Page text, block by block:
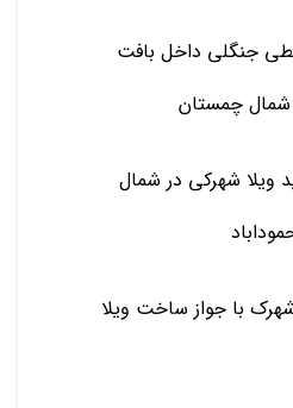
جنگلی داخل بافت
شمال چمستان
ویلا شهرکی در شمال
با جواز ساخت ویلا